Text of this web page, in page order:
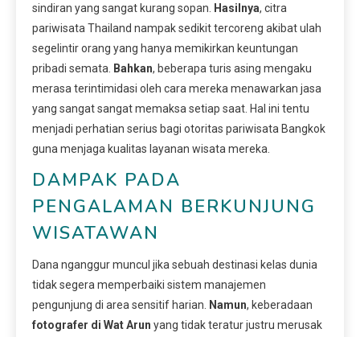
sindiran yang sangat kurang sopan.
Hasilnya, citra
pariwisata Thailand nampak sedikit tercoreng akibat ulah
segelintir orang yang hanya memikirkan keuntungan
pribadi semata.
Bahkan, beberapa turis asing mengaku
merasa terintimidasi oleh cara mereka menawarkan jasa
yang sangat sangat memaksa setiap saat. Hal ini tentu
menjadi perhatian serius bagi otoritas pariwisata Bangkok
guna menjaga kualitas layanan wisata mereka.
DAMPAK PADA
PENGALAMAN BERKUNJUNG
WISATAWAN
Dana nganggur muncul jika sebuah destinasi kelas dunia
tidak segera memperbaiki sistem manajemen
pengunjung di area sensitif harian.
Namun, keberadaan
fotografer di Wat Arun yang tidak teratur justru merusak